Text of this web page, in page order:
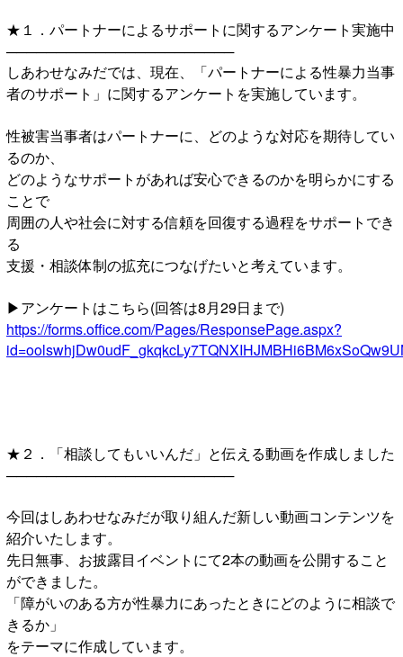
★１．パートナーによるサポートに関するアンケート実施中
───────────────────────
しあわせなみだでは、現在、「パートナーによる性暴力当事
者のサポート」に関するアンケートを実施しています。
性被害当事者はパートナーに、どのような対応を期待してい
るのか、
どのようなサポートがあれば安⼼できるのかを明らかにする
ことで
周囲の人や社会に対する信頼を回復する過程をサポートでき
る
支援・相談体制の拡充につなげたいと考えています。
▶アンケートはこちら(回答は8月29日まで)
https://forms.office.com/Pages/ResponsePage.aspx?
★２．「相談してもいいんだ」と伝える動画を作成しました
───────────────────────
今回はしあわせなみだが取り組んだ新しい動画コンテンツを
紹介いたします。
先日無事、お披露目イベントにて2本の動画を公開すること
ができました。
「障がいのある方が性暴力にあったときにどのように相談で
きるか」
をテーマに作成しています。